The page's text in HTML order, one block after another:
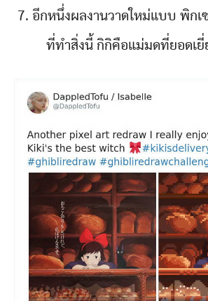
7. อีกหนึ่งผลงานวาดใหม่แบบ พิกเ
ที่ทำสิ่งนี้ กิกิคือแม่มดที่ยอดเ